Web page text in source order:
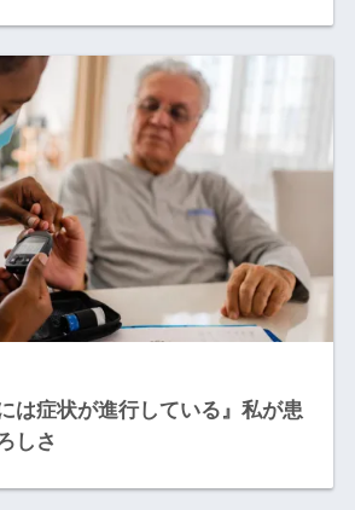
は症状が進行している』私が患
しさ